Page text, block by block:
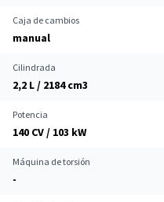
Caja de cambios
manual
Cilindrada
2,2 L / 2184 cm3
Potencia
140 CV / 103 kW
Máquina de torsión
-